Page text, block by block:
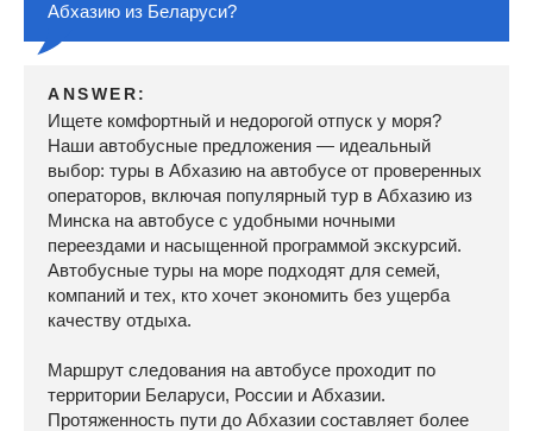
Абхазию из Беларуси?
ANSWER:
Ищете комфортный и недорогой отпуск у моря?
Наши автобусные предложения — идеальный
выбор: туры в Абхазию на автобусе от проверенных
операторов, включая популярный тур в Абхазию из
Минска на автобусе с удобными ночными
переездами и насыщенной программой экскурсий.
Автобусные туры на море подходят для семей,
компаний и тех, кто хочет экономить без ущерба
качеству отдыха.
Маршрут следования на автобусе проходит по
территории Беларуси, России и Абхазии.
Протяженность пути до Абхазии составляет более